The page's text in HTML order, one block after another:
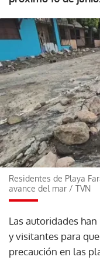
Residentes de Playa
avance del mar / TVN
Las autoridades
y visitantes para
precaución en las